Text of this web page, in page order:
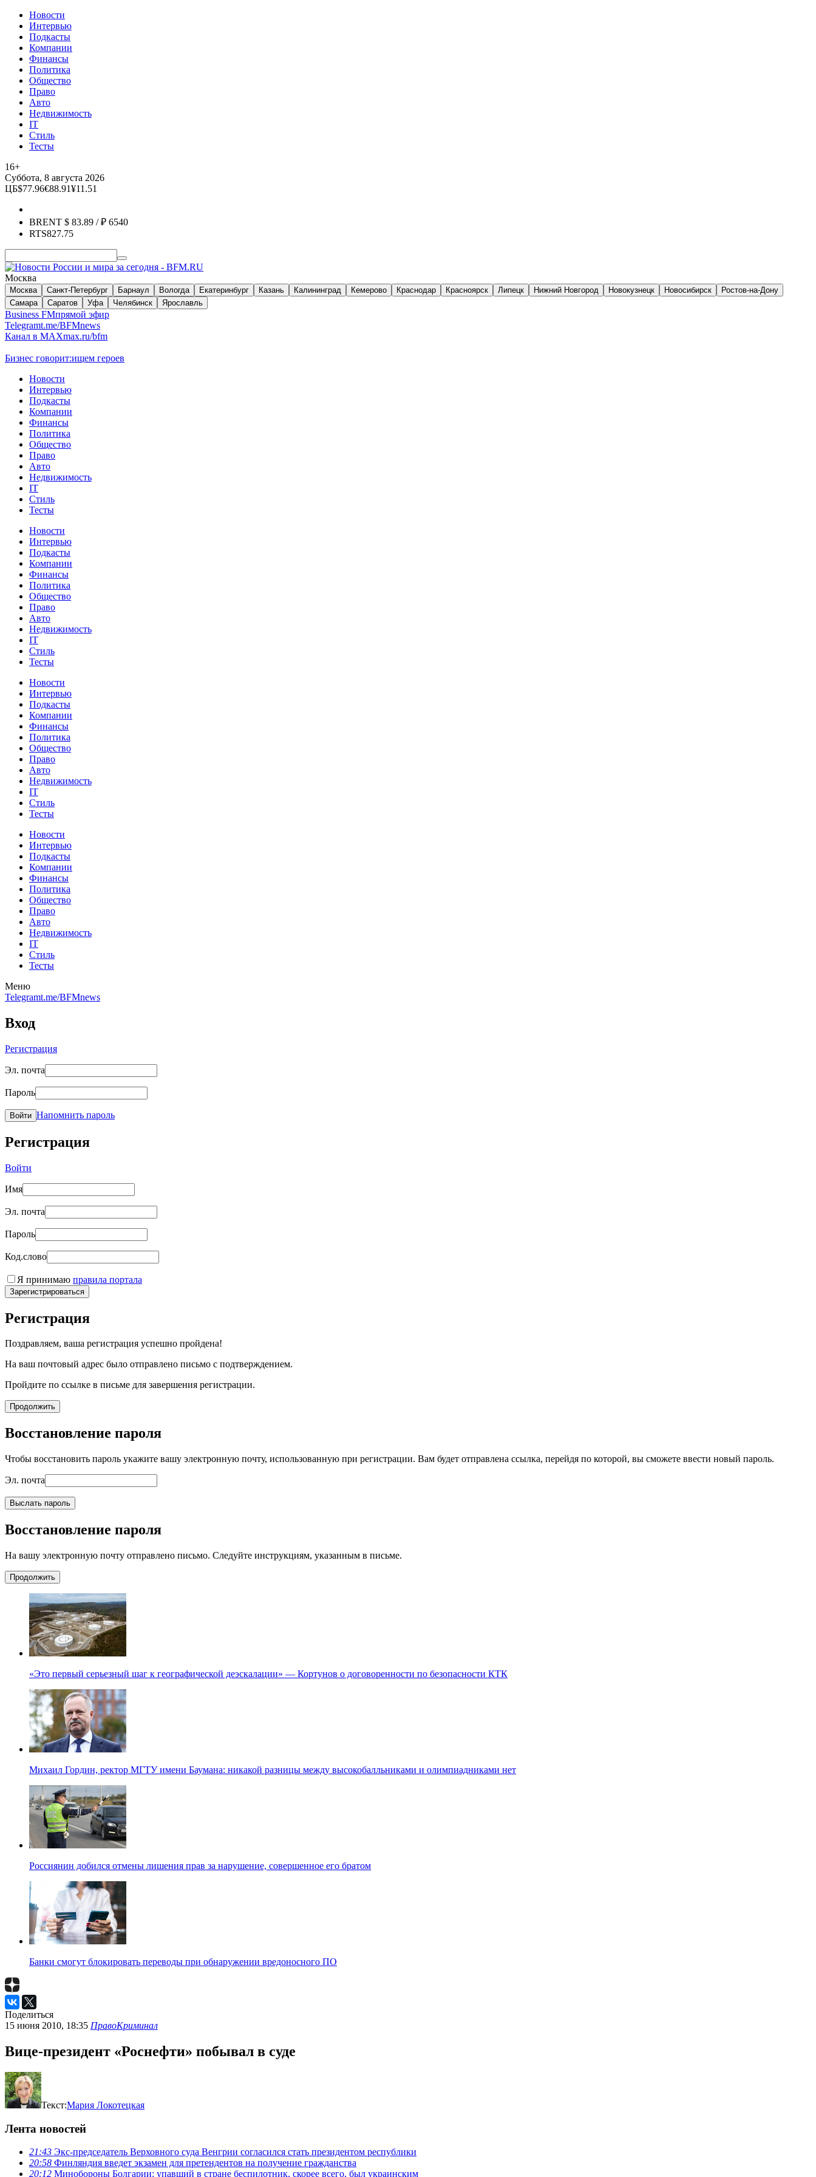
Новости
Интервью
Подкасты
Компании
Финансы
Политика
Общество
Право
Авто
Недвижимость
IT
Стиль
Тесты
16+
Суббота, 8 августа 2026
ЦБ$77.96€88.91¥11.51
BRENT $ 83.89 / ₽ 6540
RTS827.75
Москва
Москва Санкт-Петербург Барнаул Вологда Екатеринбург Казань Калининград Кемерово Краснодар Красноярск Липецк Нижний Новгород Новокузнецк Новосибирск
Ростов-на-Дону
Самара
Саратов Уфа Челябинск Ярославль
Business FMпрямой эфир
Telegramt.me/BFMnews
Канал в MAXmax.ru/bfm
Бизнес говорит:ищем героев
Новости
Интервью
Подкасты
Компании
Финансы
Политика
Общество
Право
Авто
Недвижимость
IT
Стиль
Тесты
Новости
Интервью
Подкасты
Компании
Финансы
Политика
Общество
Право
Авто
Недвижимость
IT
Стиль
Тесты
Новости
Интервью
Подкасты
Компании
Финансы
Политика
Общество
Право
Авто
Недвижимость
IT
Стиль
Тесты
Новости
Интервью
Подкасты
Компании
Финансы
Политика
Общество
Право
Авто
Недвижимость
IT
Стиль
Тесты
Меню
Telegramt.me/BFMnews
Вход
Регистрация
Эл. почта
Пароль
Войти Напомнить пароль
Регистрация
Войти
Имя
Эл. почта
Пароль
Код.слово
Я принимаю правила портала
Зарегистрироваться
Регистрация
Поздравляем, ваша регистрация успешно пройдена!
На ваш почтовый адрес было отправлено письмо с подтверждением.
Пройдите по ссылке в письме для завершения регистрации.
Продолжить
Восстановление пароля
Чтобы восстановить пароль укажите вашу электронную почту, использованную при регистрации. Вам будет отправлена ссылка, перейдя по которой, вы сможете ввести новый пароль.
Эл. почта
Выслать пароль
Восстановление пароля
На вашу электронную почту отправлено письмо. Следуйте инструкциям, указанным в письме.
Продолжить
«Это первый серьезный шаг к географической деэскалации» — Кортунов о договоренности по безопасности КТК
Михаил Гордин, ректор МГТУ имени Баумана: никакой разницы между высокобалльниками и олимпиадниками нет
Россиянин добился отмены лишения прав за нарушение, совершенное его братом
Банки смогут блокировать переводы при обнаружении вредоносного ПО
Поделиться
15 июня 2010, 18:35 ПравоКриминал
Вице-президент «Роснефти» побывал в суде
Текст:Мария Локотецкая
Лента новостей
21:43 Экс-председатель Верховного суда Венгрии согласился стать президентом республики
20:58 Финляндия введет экзамен для претендентов на получение гражданства
20:12 Минобороны Болгарии: упавший в стране беспилотник, скорее всего, был украинским